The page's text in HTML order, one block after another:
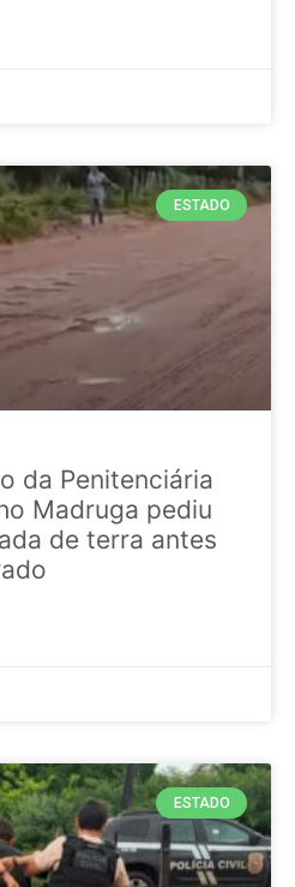
ESTADO
da Penitenciária
Madruga pediu
de terra antes
ESTADO